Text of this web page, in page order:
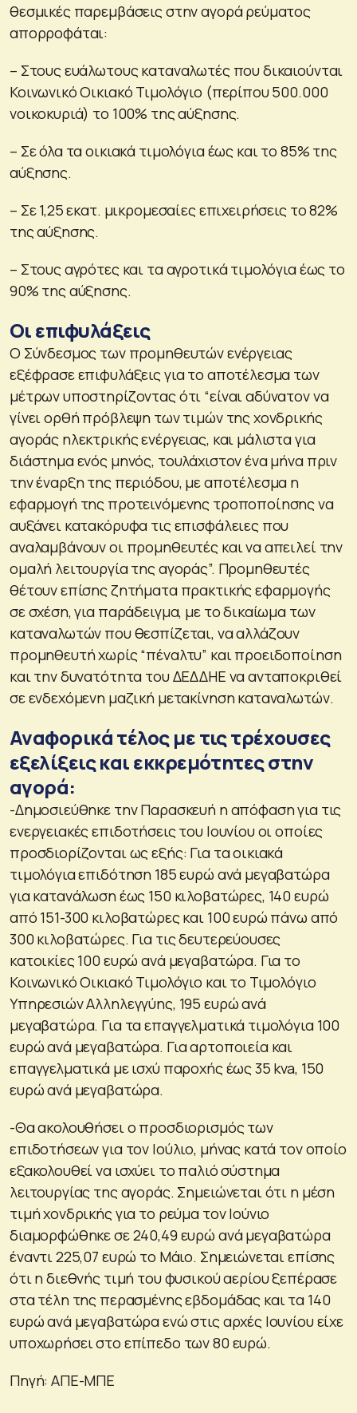
θεσμικές παρεμβάσεις στην αγορά ρεύματος
απορροφάται:
– Στους ευάλωτους καταναλωτές που δικαιούνται
Κοινωνικό Οικιακό Τιμολόγιο (περίπου 500.000
νοικοκυριά) το 100% της αύξησης.
– Σε όλα τα οικιακά τιμολόγια έως και το 85% της
αύξησης.
– Σε 1,25 εκατ. μικρομεσαίες επιχειρήσεις το 82%
της αύξησης.
– Στους αγρότες και τα αγροτικά τιμολόγια έως το
90% της αύξησης.
Οι επιφυλάξεις
Ο Σύνδεσμος των προμηθευτών ενέργειας
εξέφρασε επιφυλάξεις για το αποτέλεσμα των
μέτρων υποστηρίζοντας ότι “είναι αδύνατον να
γίνει ορθή πρόβλεψη των τιμών της χονδρικής
αγοράς ηλεκτρικής ενέργειας, και μάλιστα για
διάστημα ενός μηνός, τουλάχιστον ένα μήνα πριν
την έναρξη της περιόδου, με αποτέλεσμα η
εφαρμογή της προτεινόμενης τροποποίησης να
αυξάνει κατακόρυφα τις επισφάλειες που
αναλαμβάνουν οι προμηθευτές και να απειλεί την
ομαλή λειτουργία της αγοράς”. Προμηθευτές
θέτουν επίσης ζητήματα πρακτικής εφαρμογής
σε σχέση, για παράδειγμα, με το δικαίωμα των
καταναλωτών που θεσπίζεται, να αλλάζουν
προμηθευτή χωρίς “πέναλτυ” και προειδοποίηση
και την δυνατότητα του ΔΕΔΔΗΕ να ανταποκριθεί
σε ενδεχόμενη μαζική μετακίνηση καταναλωτών.
Αναφορικά τέλος με τις τρέχουσες
εξελίξεις και εκκρεμότητες στην
αγορά:
-Δημοσιεύθηκε την Παρασκευή η απόφαση για τις
ενεργειακές επιδοτήσεις του Ιουνίου οι οποίες
προσδιορίζονται ως εξής: Για τα οικιακά
τιμολόγια επιδότηση 185 ευρώ ανά μεγαβατώρα
για κατανάλωση έως 150 κιλοβατώρες, 140 ευρώ
από 151-300 κιλοβατώρες και 100 ευρώ πάνω από
300 κιλοβατώρες. Για τις δευτερεύουσες
κατοικίες 100 ευρώ ανά μεγαβατώρα. Για το
Κοινωνικό Οικιακό Τιμολόγιο και το Τιμολόγιο
Υπηρεσιών Αλληλεγγύης, 195 ευρώ ανά
μεγαβατώρα. Για τα επαγγελματικά τιμολόγια 100
ευρώ ανά μεγαβατώρα. Για αρτοποιεία και
επαγγελματικά με ισχύ παροχής έως 35 kva, 150
ευρώ ανά μεγαβατώρα.
-Θα ακολουθήσει ο προσδιορισμός των
επιδοτήσεων για τον Ιούλιο, μήνας κατά τον οποίο
εξακολουθεί να ισχύει το παλιό σύστημα
λειτουργίας της αγοράς. Σημειώνεται ότι η μέση
τιμή χονδρικής για το ρεύμα τον Ιούνιο
διαμορφώθηκε σε 240,49 ευρώ ανά μεγαβατώρα
έναντι 225,07 ευρώ το Μάιο. Σημειώνεται επίσης
ότι η διεθνής τιμή του φυσικού αερίου ξεπέρασε
στα τέλη της περασμένης εβδομάδας και τα 140
ευρώ ανά μεγαβατώρα ενώ στις αρχές Ιουνίου είχε
υποχωρήσει στο επίπεδο των 80 ευρώ.
Πηγή: ΑΠΕ-ΜΠΕ